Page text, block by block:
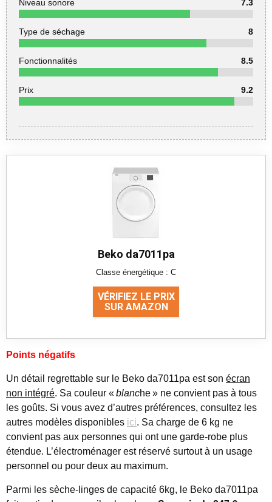
Niveau sonore 7.3
Type de séchage 8
Fonctionnalités 8.5
Prix 9.2
Beko da7011pa
Classe énergétique : C
VÉRIFIEZ LE PRIX
SUR AMAZON
Points négatifs
Un détail regrettable sur le Beko da7011pa est son écran
non intégré. Sa couleur «blanche » ne convient pas à tous
les goûts. Si vous avez d’autres préférences, consultez les
autres modèles disponibles ici. Sa charge de 6 kg ne
convient pas aux personnes qui ont une garde-robe plus
étendue. L’électroménager est réservé surtout à un usage
personnel ou pour deux au maximum.
Parmi les sèche-linges de capacité 6kg, le Beko da7011pa